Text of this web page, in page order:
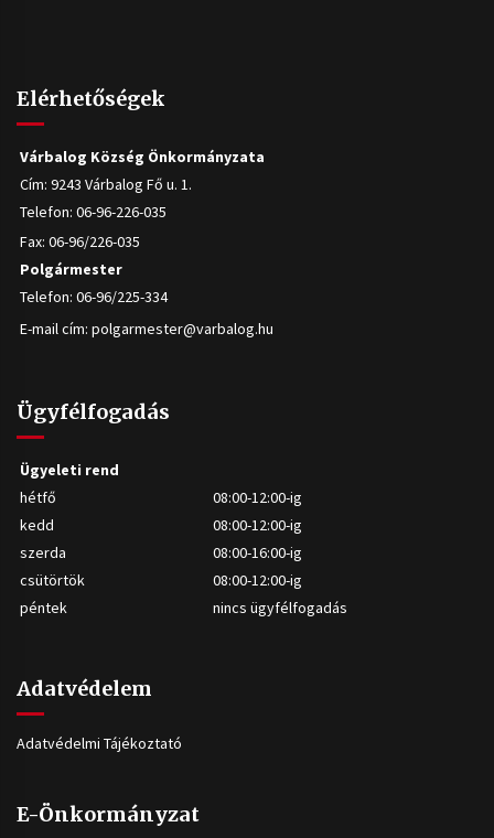
Elérhetőségek
Várbalog Község Önkormányzata
Cím: 9243 Várbalog Fő u. 1.
Telefon: 06-96-226-035
Fax: 06-96/226-035
Polgármester
Telefon: 06-96/225-334
E-mail cím: polgarmester@varbalog.hu
Ügyfélfogadás
Ügyeleti rend
hétfő
08:00-12:00-ig
kedd
08:00-12:00-ig
szerda
08:00-16:00-ig
csütörtök
08:00-12:00-ig
péntek
nincs ügyfélfogadás
Adatvédelem
Adatvédelmi Tájékoztató
E-Önkormányzat